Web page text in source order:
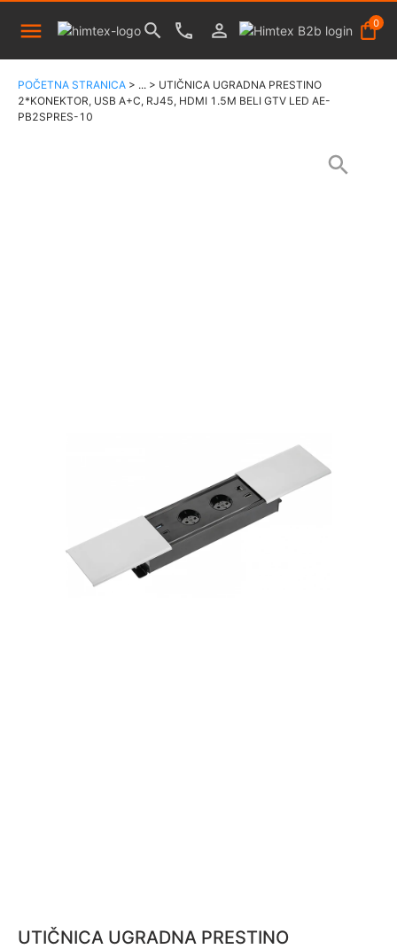
0
POČETNA STRANICA > ... > UTIČNICA UGRADNA PRESTINO
2*KONEKTOR, USB A+C, RJ45, HDMI 1.5M BELI GTV LED AE-
PB2SPRES-10
UTIČNICA UGRADNA PRESTINO